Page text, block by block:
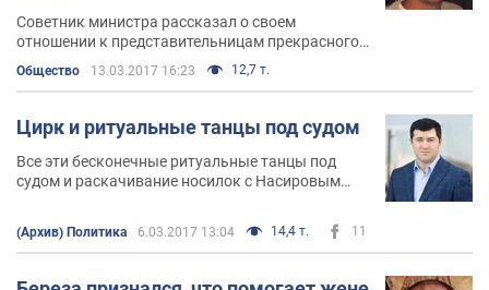
Советник министра рассказал о своем
отношении к представительницам прекрасного
Общество 13.03.2017 16:23 12,7 т.
Цирк и ритуальные танцы под судом
Все эти бесконечные ритуальные танцы под
судом и раскачивание носилок с Насировым
момента относилась к Насирову нейтрально. Но
после всего увиденного за последние дни под,
внутри, возле... здания суда, неволей
прониклась сочувствием к задержанному
(Архив) Политика 6.03.2017 13:04 14,4 т. 11